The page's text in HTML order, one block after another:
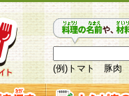
(例)トマト 豚肉